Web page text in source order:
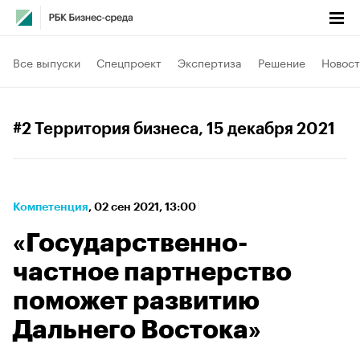
Все выпуски Спецпроект Экспертиза Решение
#2 Территория бизнеса, 15 декабря 2021
Компетенция⁠, 02 сен 2021, 13:00
«Государственно-
частное партнерство
поможет развитию
Дальнего Востока»